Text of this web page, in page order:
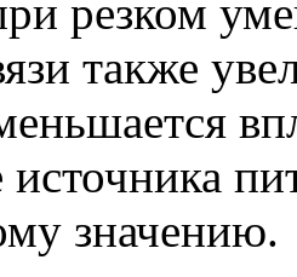
резком
также
значению.